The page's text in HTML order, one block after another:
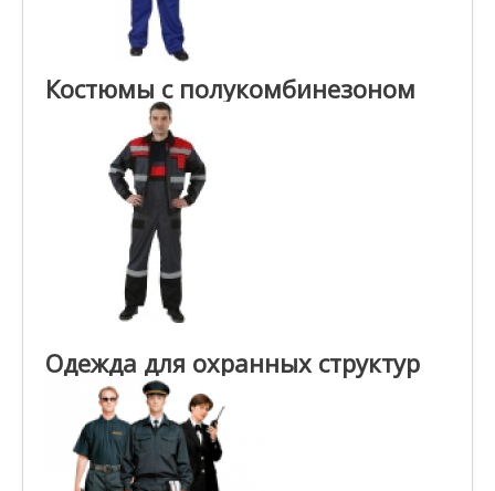
Костюмы с полукомбинезоном
Одежда для охранных структур